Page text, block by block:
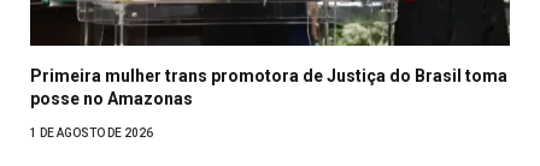
Primeira mulher trans promotora de Justiça do Brasil toma
posse no Amazonas
1 DE AGOSTO DE 2026